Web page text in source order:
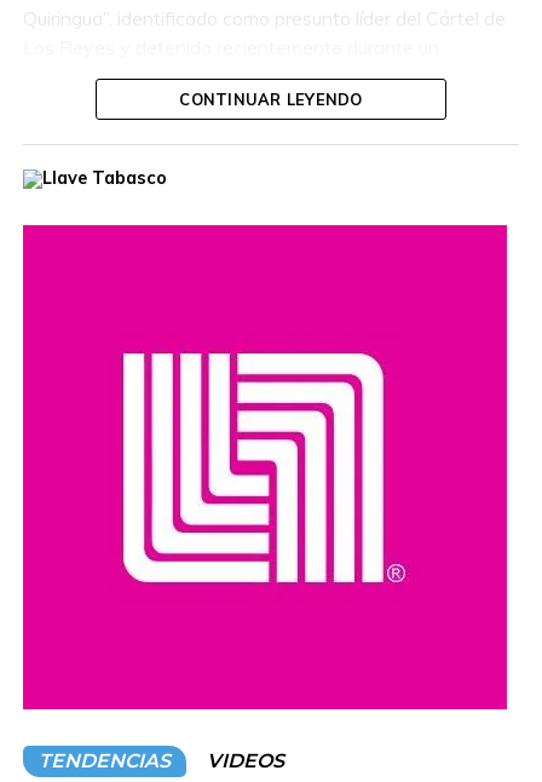
Quiringua”, identificado como presunto líder del Cártel de
operativo interinstitucional encabezado por la Secretaría
de la Defensa Nacional.
Unidos, que habían ofrecido una recompensa de hasta
CONTINUAR LEYENDO
TENDENCIAS VIDEOS